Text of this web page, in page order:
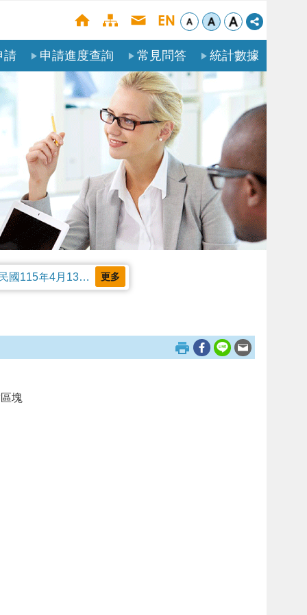
請 申請進度查詢 常見問答 統計數據
公告本部受理聘僱外國人申請案審核天數及親自領件相關事項，並自中華民國115年4月13日生效。 更多
塊